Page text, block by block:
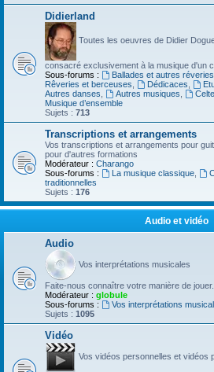
Didierland
Toutes les oeuvres de Didier
consacré exclusivement à la musique d'un
Sous-forums :
Ballades et autres réveries
Rêveries et berceuses
Dédicaces
Autres danses
Autres musiques Celte
Musique d’ensemble
Sujets : 713
Transcriptions et arrangements
Vos transcriptions et arrangements pour
pour d'autres formations
Modérateur : Charango
Sous-forums :
La musique classique,
traditionnelles
Sujets : 176
Audio et vidéo
Audio
Vos interprétations musicales
Faite-nous connaître votre manière de jouer.
Modérateur : globule
Sous-forums :
Vos interprétations
Sujets : 1095
Vidéo
Vos vidéos personnelles et vidéos